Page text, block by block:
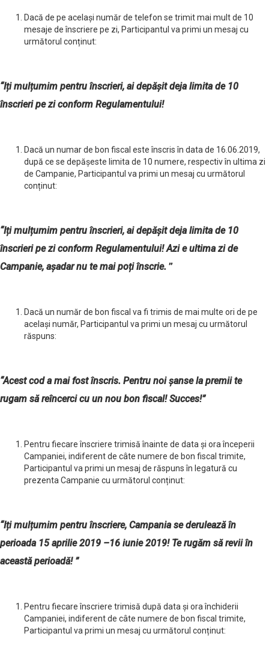
Dacă de pe același număr de telefon se trimit mai mult de 10
mesaje de înscriere pe zi, Participantul va primi un mesaj cu
următorul conținut:
“Iți mulțumim pentru înscrieri, ai depășit deja limita de 10
înscrieri pe zi conform Regulamentului!
Dacă un numar de bon fiscal este înscris în data de 16.06.2019,
după ce se depășeste limita de 10 numere, respectiv în ultima zi
de Campanie, Participantul va primi un mesaj cu următorul
conținut:
“Iți mulțumim pentru înscrieri, ai depășit deja limita de 10
înscrieri pe zi conform Regulamentului! Azi e ultima zi de
Campanie, așadar nu te mai poți înscrie. ”
Dacă un număr de bon fiscal va fi trimis de mai multe ori de pe
același număr, Participantul va primi un mesaj cu următorul
răspuns:
“Acest cod a mai fost înscris. Pentru noi șanse la premii te
rugam să reîncerci cu un nou bon fiscal! Succes!”
Pentru fiecare înscriere trimisă înainte de data şi ora începerii
Campaniei, indiferent de câte numere de bon fiscal trimite,
Participantul va primi un mesaj de răspuns în legatură cu
prezenta Campanie cu următorul conținut:
“Iți mulțumim pentru înscriere, Campania se derulează în
perioada 15 aprilie 2019 –16 iunie 2019! Te rugăm să revii în
această perioadă! ”
Pentru fiecare înscriere trimisă după data și ora închiderii
Campaniei, indiferent de câte numere de bon fiscal trimite,
Participantul va primi un mesaj cu următorul conținut: